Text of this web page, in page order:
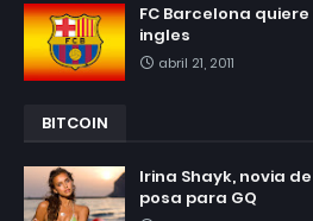
FC Barcelona
ingles
abril 21, 2011
BITCOIN
Irina Shayk, novia
posa para GQ